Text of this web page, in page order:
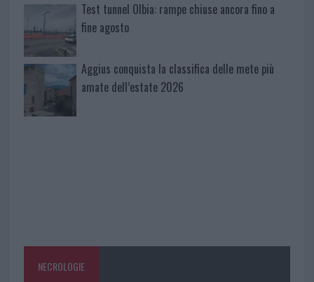
Test tunnel Olbia: rampe chiuse ancora fino a
fine agosto
Aggius conquista la classifica delle mete più
amate dell’estate 2026
NECROLOGIE